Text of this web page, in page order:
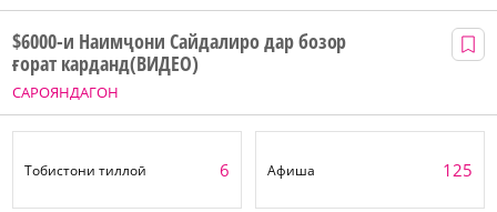
САРОЯНДАГОН
$6000-и Наимҷони Сайдалиро дар бозор
ғорат карданд(ВИДЕО)
Тобистони тиллоӣ 6 Афиша 125